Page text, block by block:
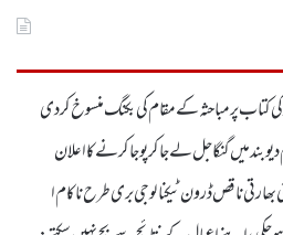
کتاب پر مباحثہ کے مقام کی بکنگ منسوخ کر دی
میں گنگا جل لے جا کر پوجا کرنے کا اعلان
بھارتی ناقص ڈرون ٹیکنالوجی بری طرح ناکام ا